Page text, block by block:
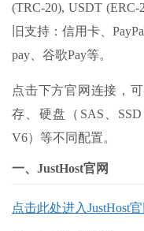
(TRC-20), USDT
旧支持：信用卡、
pay、谷歌Pay等。
点击下方官网连接，
存、硬盘（SAS、
V6）等不同配置。
一、JustHost官网
点击此处进入JustHost官